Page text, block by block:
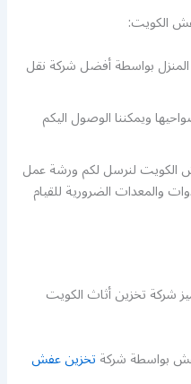
الكويت:
بواسطة أفضل شركة نقل
ويمكننا الوصول اليكم
الكويت لنرسل لكم ورشة عمل
والمعدات الضرورية للقيام
شركة تخزين أثاث الكويت
بواسطة شركةتخزين عفش